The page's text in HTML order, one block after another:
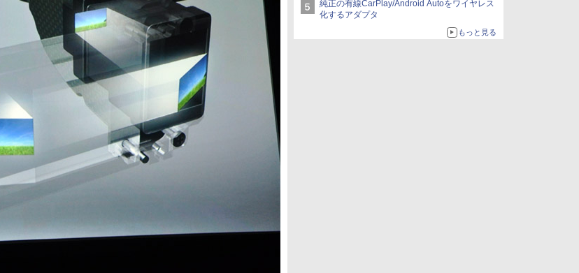
純正の有線CarPlay/Android Autoをワイヤレス
化するアダプタ
もっと見る